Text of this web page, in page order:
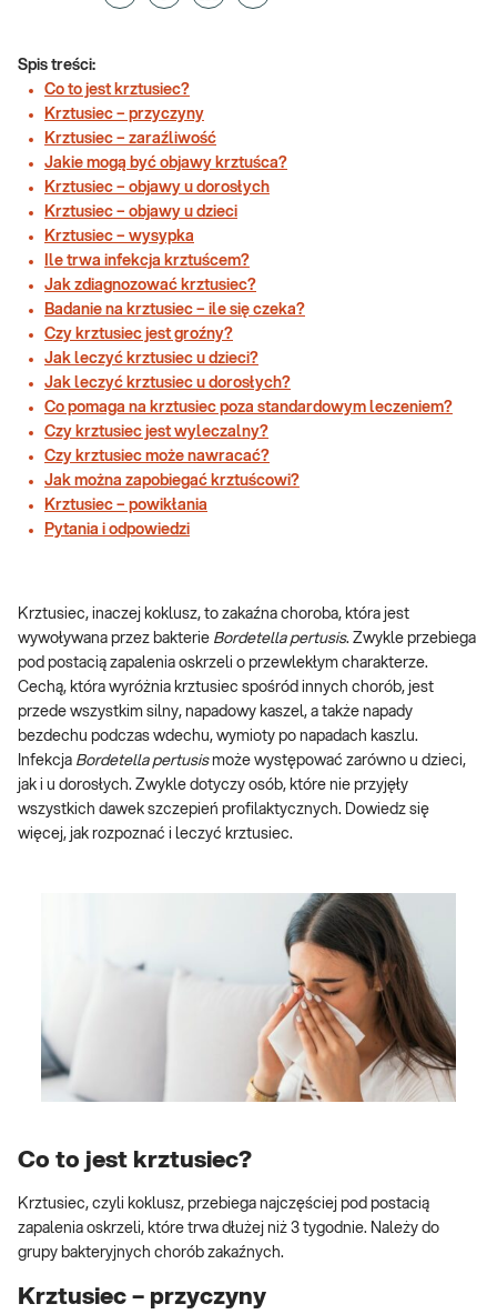
Spis treści:
Co to jest krztusiec?
Krztusiec – przyczyny
Krztusiec – zaraźliwość
Jakie mogą być objawy krztuśca?
Krztusiec – objawy u dorosłych
Krztusiec – objawy u dzieci
Krztusiec – wysypka
Ile trwa infekcja krztuścem?
Jak zdiagnozować krztusiec?
Badanie na krztusiec – ile się czeka?
Czy krztusiec jest groźny?
Jak leczyć krztusiec u dzieci?
Jak leczyć krztusiec u dorosłych?
Co pomaga na krztusiec poza standardowym leczeniem?
Czy krztusiec jest wyleczalny?
Czy krztusiec może nawracać?
Jak można zapobiegać krztuścowi?
Krztusiec – powikłania
Pytania i odpowiedzi
Krztusiec, inaczej koklusz, to zakaźna choroba, która jest
wywoływana przez bakterie Bordetella pertusis. Zwykle przebiega
pod postacią zapalenia oskrzeli o przewlekłym charakterze.
Cechą, która wyróżnia krztusiec spośród innych chorób, jest
przede wszystkim silny, napadowy kaszel, a także napady
bezdechu podczas wdechu, wymioty po napadach kaszlu.
Infekcja Bordetella pertusismoże występować zarówno u dzieci,
jak i u dorosłych. Zwykle dotyczy osób, które nie przyjęły
wszystkich dawek szczepień profilaktycznych. Dowiedz się
więcej, jak rozpoznać i leczyć krztusiec.
Co to jest krztusiec?
Krztusiec, czyli koklusz, przebiega najczęściej pod postacią
zapalenia oskrzeli, które trwa dłużej niż 3 tygodnie. Należy do
grupy bakteryjnych chorób zakaźnych.
Krztusiec – przyczyny